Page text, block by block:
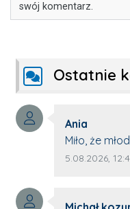
swój komentarz.
Ostatnie
Autor
Ania
Treść
Miło, że
młode
Data
5.08.2026,